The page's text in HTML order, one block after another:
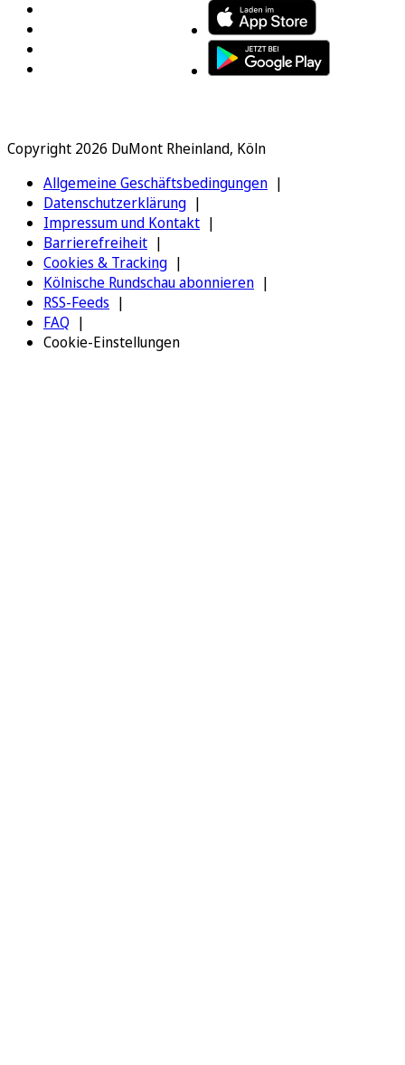
Copyright 2026 DuMont Rheinland, Köln
Allgemeine Geschäftsbedingungen
Datenschutzerklärung
Impressum und Kontakt
Barrierefreiheit
Cookies & Tracking
Kölnische Rundschau abonnieren
RSS-Feeds
FAQ
Cookie-Einstellungen